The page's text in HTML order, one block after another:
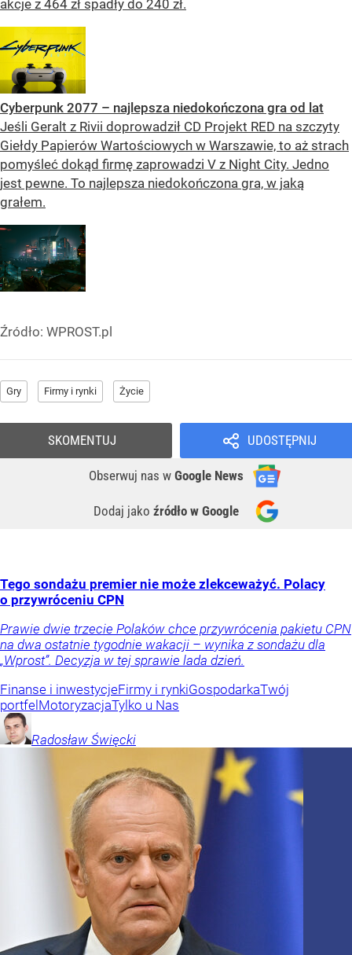
akcje z 464 zł spadły do 240 zł.
Cyberpunk 2077 – najlepsza niedokończona gra od lat
Jeśli Geralt z Rivii doprowadził CD Projekt RED na szczyty
Giełdy Papierów Wartościowych w Warszawie, to aż strach
pomyśleć dokąd firmę zaprowadzi V z Night City. Jedno
jest pewne. To najlepsza niedokończona gra, w jaką
grałem.
Źródło: WPROST.pl
Gry Firmy i rynki Życie
UDOSTĘPNIJ
Obserwuj nas w Google News
Dodaj jako źródło w Google
SKOMENTUJ
Tego sondażu premier nie może zlekceważyć. Polacy
o przywróceniu CPN
Prawie dwie trzecie Polaków chce przywrócenia pakietu CPN
na dwa ostatnie tygodnie wakacji – wynika z sondażu dla
„Wprost”. Decyzja w tej sprawie lada dzień.
Finanse i inwestycjeFirmy i rynkiGospodarkaTwój
portfelMotoryzacjaTylko u Nas
Radosław Święcki